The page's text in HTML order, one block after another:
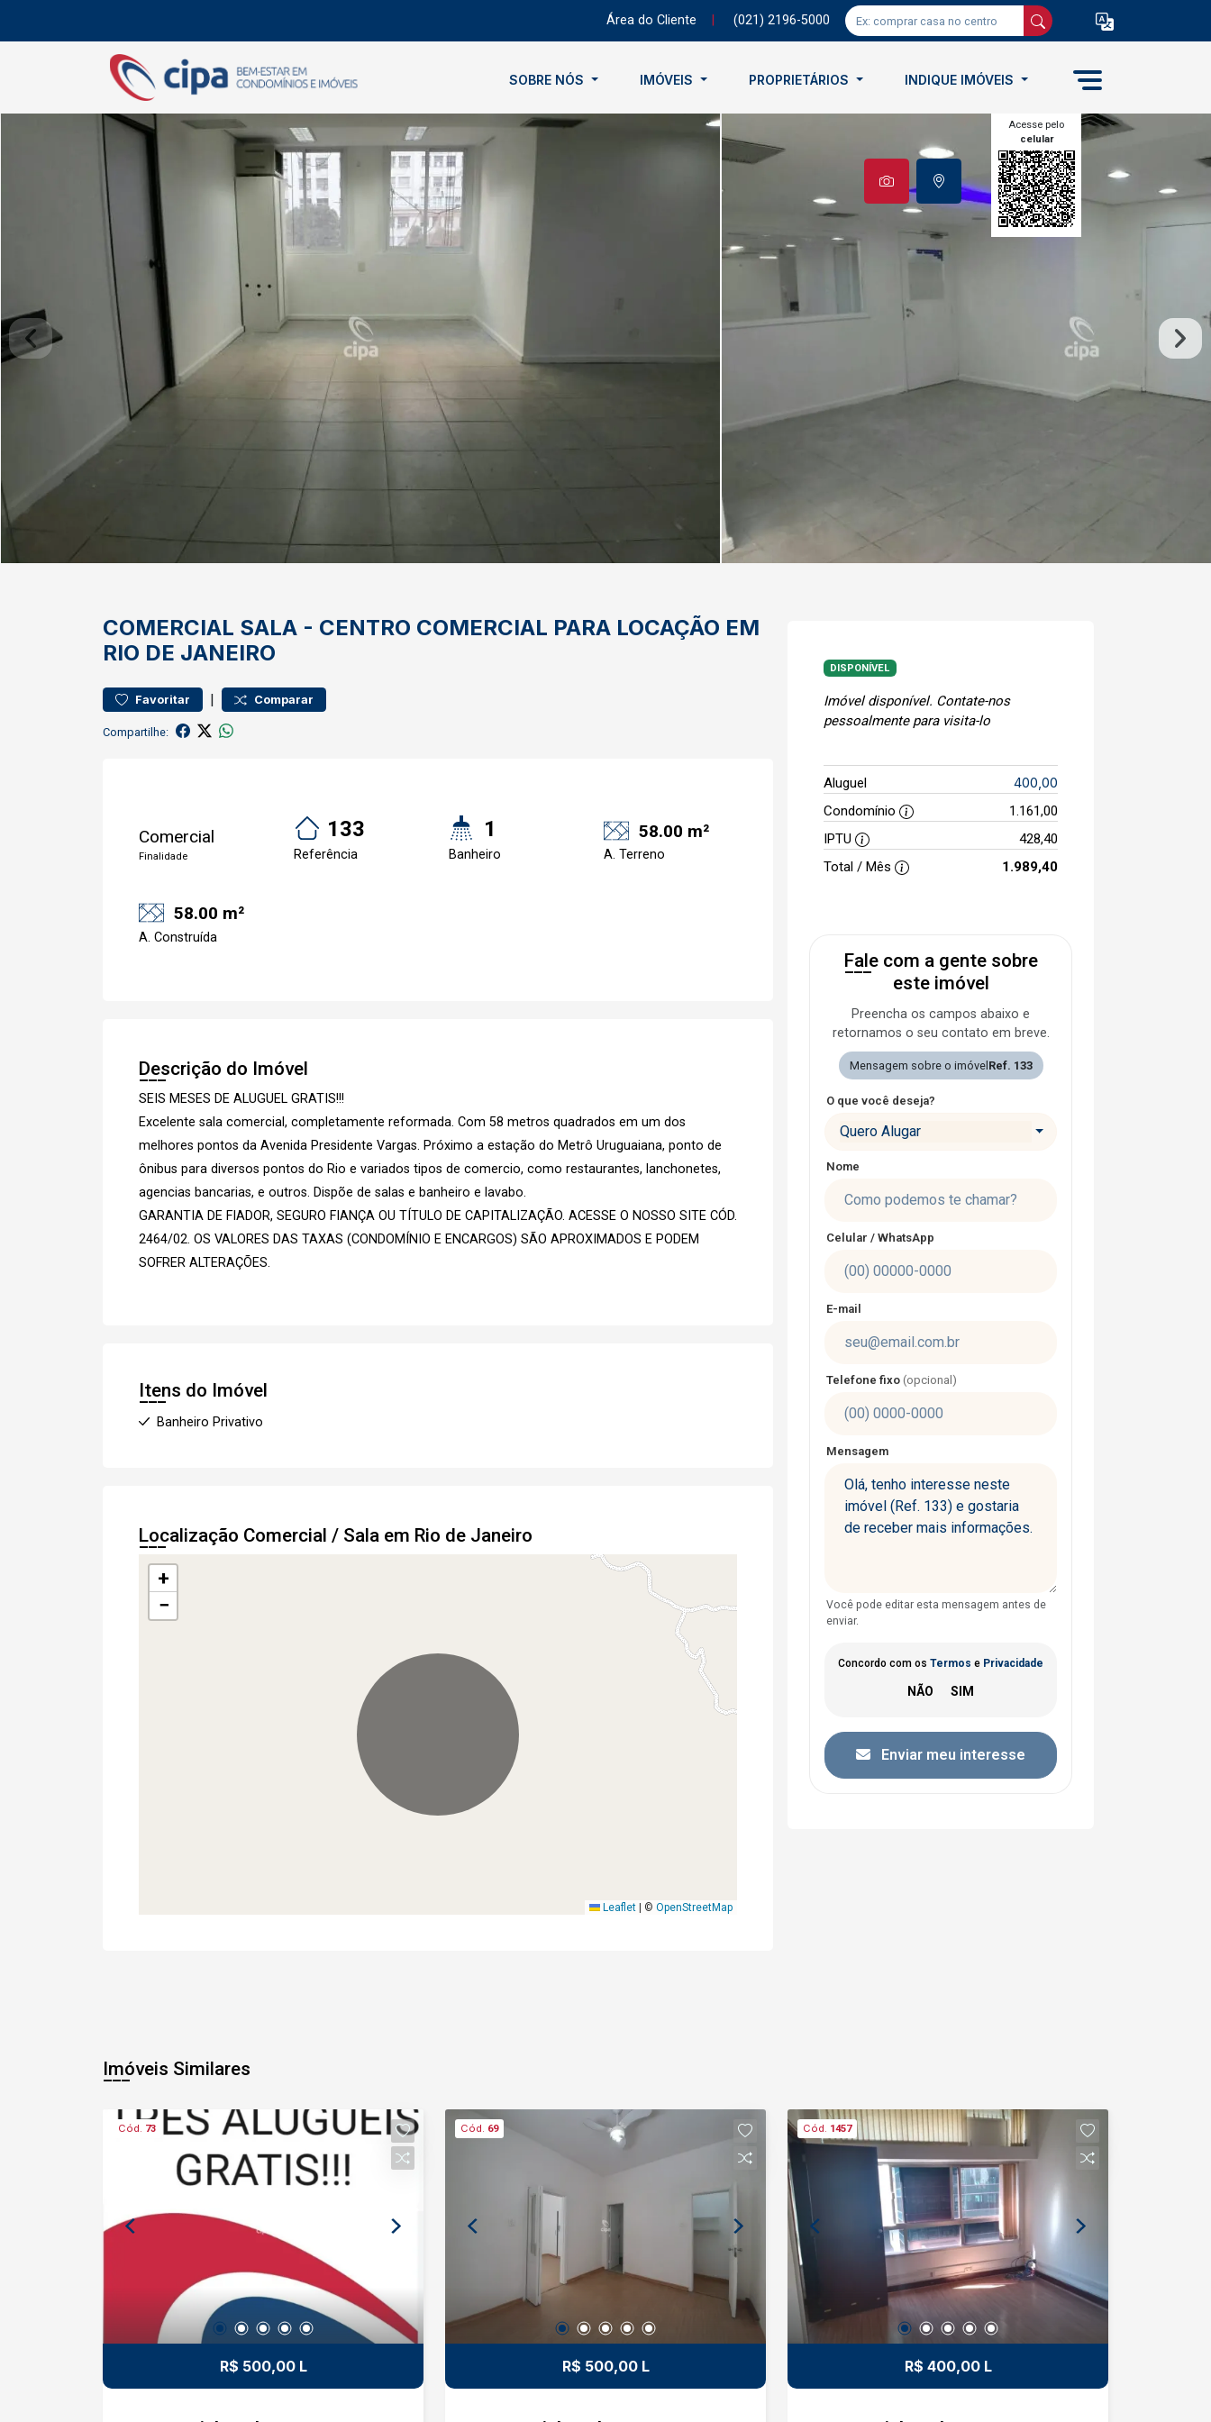
Área do Cliente (021) 2196-5000
SOBRE NÓS IMÓVEIS PROPRIETÁRIOS INDIQUE IMÓVEIS
Acesse pelo
celular
COMERCIAL SALA - CENTRO COMERCIAL PARA LOCAÇÃO EM
RIO DE JANEIRO
Favoritar | Comparar
Compartilhe:
Comercial
Finalidade
133
Referência
1
Banheiro
58.00 m²
A. Terreno
58.00 m²
A. Construída
Descrição do Imóvel
SEIS MESES DE ALUGUEL GRATIS!!!
Excelente sala comercial, completamente reformada. Com 58 metros quadrados em um dos
melhores pontos da Avenida Presidente Vargas. Próximo a estação do Metrô Uruguaiana, ponto de
ônibus para diversos pontos do Rio e variados tipos de comercio, como restaurantes, lanchonetes,
agencias bancarias, e outros. Dispõe de salas e banheiro e lavabo.
GARANTIA DE FIADOR, SEGURO FIANÇA OU TÍTULO DE CAPITALIZAÇÃO. ACESSE O NOSSO SITE CÓD.
2464/02. OS VALORES DAS TAXAS (CONDOMÍNIO E ENCARGOS) SÃO APROXIMADOS E PODEM
SOFRER ALTERAÇÕES.
Itens do Imóvel
Banheiro Privativo
Localização Comercial / Sala em Rio de Janeiro
+
−
Leaflet | © OpenStreetMap
DISPONÍVEL
Imóvel disponível. Contate-nos
pessoalmente para visita-lo
Aluguel 400,00
Condomínio
1.161,00
IPTU
428,40
Total / Mês
1.989,40
Fale com a gente sobre
este imóvel
Preencha os campos abaixo e
retornamos o seu contato em breve.
Mensagem sobre o imóvel Ref. 133
O que você deseja?
Quero Alugar
Nome
Celular / WhatsApp
E-mail
Telefone fixo (opcional)
Mensagem
Você pode editar esta mensagem antes de
enviar.
Concordo com os Termos e Privacidade
Enviar meu interesse
Imóveis Similares
Cód. 73
R$ 500,00 L
Cód. 69
R$ 500,00 L
Cód. 1457
R$ 400,00 L